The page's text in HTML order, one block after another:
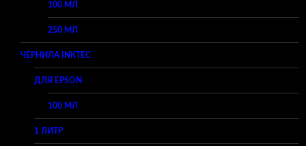
100 МЛ
250 МЛ
ЧЕРНИЛА INKTEC
ДЛЯ EPSON
100 МЛ
1 ЛИТР